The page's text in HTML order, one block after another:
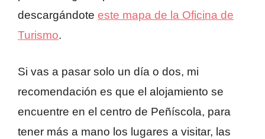
descargándote este mapa de la Oficina de
Turismo.
Si vas a pasar solo un día o dos, mi
recomendación es que el alojamiento se
encuentre en el centro de Peñíscola, para
tener más a mano los lugares a visitar, las